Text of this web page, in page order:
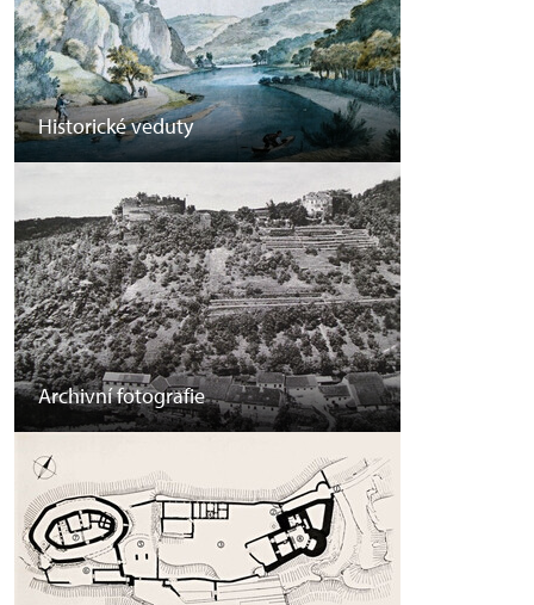
Historické veduty
Archivní fotografie